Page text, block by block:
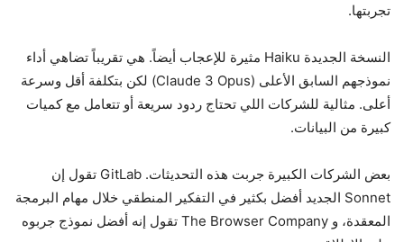
تجربتها.
النسخة الجديدة Haiku مثيرة للإعجاب أيضاً. هي تقريباً تضاهي أداء
نموذجهم السابق الأعلى (Claude 3 Opus) لكن بتكلفة أقل وسرعة
أعلى. مثالية للشركات اللي تحتاج ردود سريعة أو تتعامل مع كميات
كبيرة من البيانات.
بعض الشركات الكبيرة جربت هذه التحديثات. GitLab تقول إن
Sonnet الجديد أفضل بكثير في التفكير المنطقي خلال مهام البرمجة
المعقدة، و The Browser Company تقول إنه أفضل نموذج جربوه